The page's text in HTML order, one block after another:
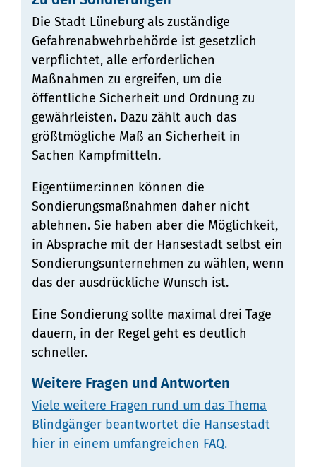
Die Stadt Lüneburg als zuständige
Gefahrenabwehrbehörde ist gesetzlich
verpflichtet, alle erforderlichen
Maßnahmen zu ergreifen, um die
öffentliche Sicherheit und Ordnung zu
gewährleisten. Dazu zählt auch das
größtmögliche Maß an Sicherheit in
Sachen Kampfmitteln.
Eigentümer:innen können die
Sondierungsmaßnahmen daher nicht
ablehnen. Sie haben aber die Möglichkeit,
in Absprache mit der Hansestadt selbst ein
Sondierungsunternehmen zu wählen, wenn
das der ausdrückliche Wunsch ist.
Eine Sondierung sollte maximal drei Tage
dauern, in der Regel geht es deutlich
schneller.
Weitere Fragen und Antworten
Viele weitere Fragen rund um das Thema
Blindgänger beantwortet die Hansestadt
hier in einem umfangreichen FAQ.